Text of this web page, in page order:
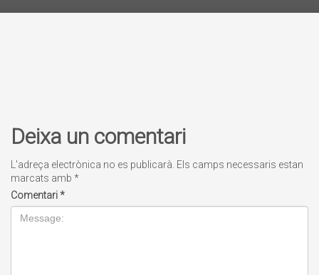
Deixa un comentari
L'adreça electrònica no es publicarà. Els camps necessaris estan
marcats amb *
Comentari*